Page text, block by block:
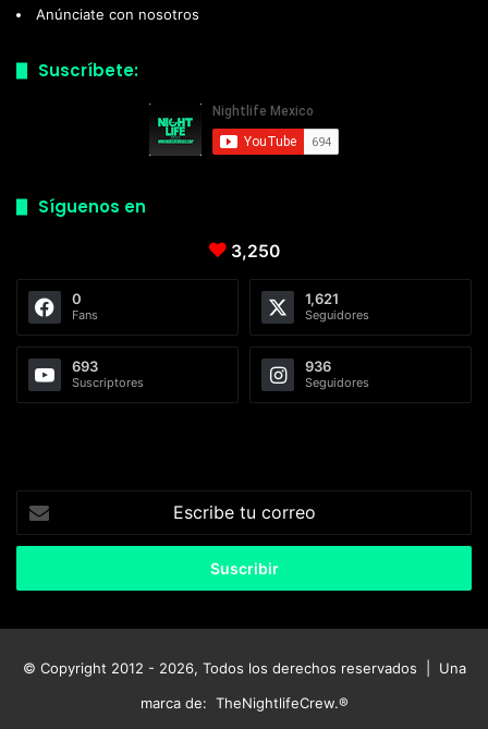
Anúnciate con nosotros
Suscríbete:
Síguenos en
3,250
0
Fans
1,621
Seguidores
693
Suscriptores
936
Seguidores
tu
correo
© Copyright 2012 - 2026, Todos los derechos reservados | Una
marca de: TheNightlifeCrew.®